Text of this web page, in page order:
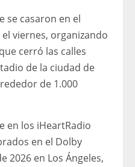
se casaron en el
viernes, organizando
cerró las calles
de la ciudad de
de 1.000
en los iHeartRadio
en el Dolby
2026 en Los Ángeles,